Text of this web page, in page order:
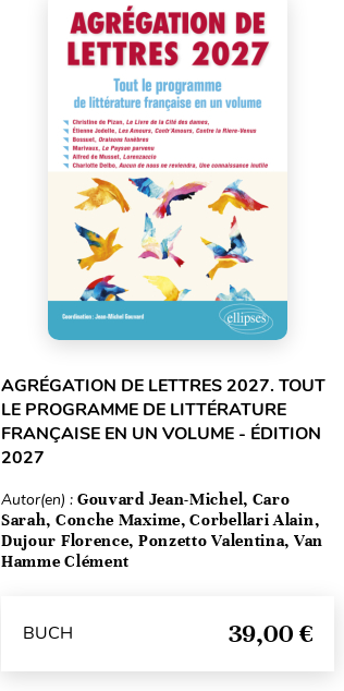
AGRÉGATION DE LETTRES 2027. TOUT
LE PROGRAMME DE LITTÉRATURE
FRANÇAISE EN UN VOLUME - ÉDITION
2027
Autor(en) : Gouvard Jean-Michel, Caro
Sarah, Conche Maxime, Corbellari Alain,
Dujour Florence, Ponzetto Valentina, Van
Hamme Clément
BUCH 39,00 €